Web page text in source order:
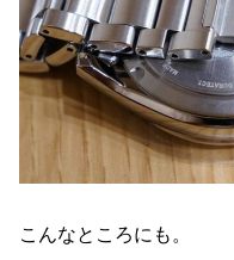
こんなところにも。